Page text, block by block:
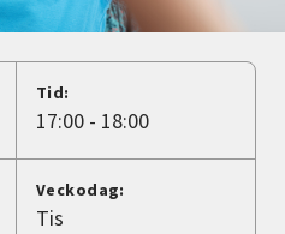
Tid:
17:00 - 18:00
Veckodag:
Tis